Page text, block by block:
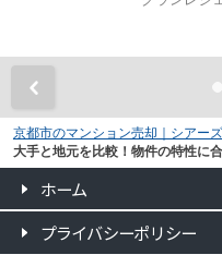
京都市のマンション売却｜シアー
大手と地元を比較！物件の特性に
ホーム
プライバシーポリシー